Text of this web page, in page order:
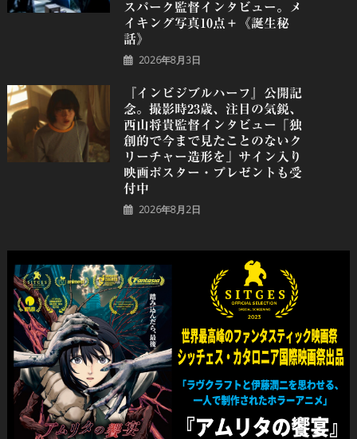
スパーク監督インタビュー。メ
イキング写真10点＋《誕⽣秘
話》
2026年8月3日
『インビジブルハーフ』公開記
念。撮影時23歳、注目の気鋭、
⻄⼭将貴監督インタビュー「独
創的で今まで見たことのないク
リーチャー造形を」サイン入り
映画ポスター・プレゼントも受
付中
2026年8月2日